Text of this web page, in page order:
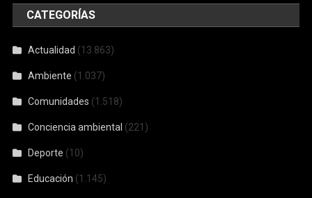
CATEGORÍAS
Actualidad (13.863)
Ambiente (1.037)
Comunidades (1.518)
Conciencia ambiental (221)
Deporte (10)
Educación (1.145)